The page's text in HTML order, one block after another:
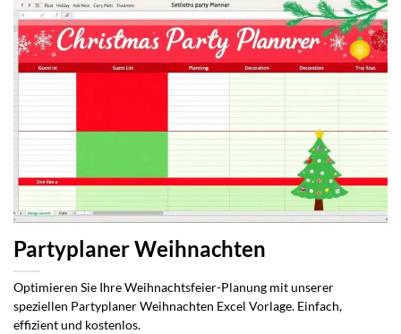
Partyplaner Weihnachten
Optimieren Sie Ihre Weihnachtsfeier-Planung mit unserer
speziellen Partyplaner Weihnachten Excel Vorlage. Einfach,
effizient und kostenlos.